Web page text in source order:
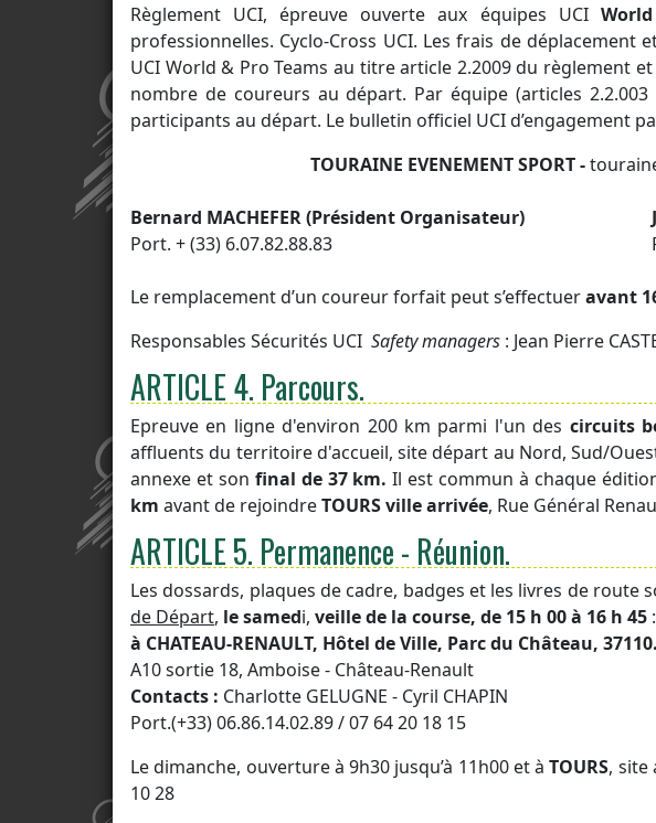
Règlement UCI, épreuve ouverte aux équipes UCI
professionnelles. Cyclo-Cross UCI. Les frais de déplacement
UCI World & Pro Teams au titrearticle 2.2009 du règlement
nombre de coureurs au départ. Par équipe (articles
participants au départ. Le bulletin officiel UCI d’engagement
TOURAINE EVENEMENT SPORT -
Bernard MACHEFER (Président Organisateur)
Port. + (33) 6.07.82.88.83
Le remplacement d’un coureur forfait peut s’effectueravant
Responsables Sécurités UCI Safety managers : Jean Pierre
ARTICLE 4. Parcours.
Epreuve en ligne d'environ 200 km parmi l'un des circuits
affluents du territoire d'accueil, site départ au Nord, Sud/
annexe et son final de 37 km.Il est commun à chaque
km avant de rejoindreTOURS ville arrivée, Rue Général
ARTICLE 5. Permanence - Réunion.
Les dossards, plaques de cadre, badges et les livres de
de Départ, le samedi, veille de la course, de 15 h 00 à 16 h 45 :
à CHATEAU-RENAULT, Hôtel de Ville, Parc du Château, 37110.
A10 sortie 18, Amboise - Château-Renault
Contacts : Charlotte GELUGNE - Cyril CHAPIN
Port.(+33) 06.86.14.02.89 / 07 64 20 18 15
Le dimanche, ouverture à 9h30 jusqu’à 11h00 et àTOURS, site
10 28